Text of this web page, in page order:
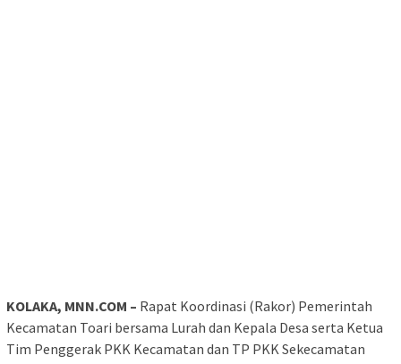
KOLAKA, MNN.COM – Rapat Koordinasi (Rakor) Pemerintah
Kecamatan Toari bersama Lurah dan Kepala Desa serta Ketua
Tim Penggerak PKK Kecamatan dan TP PKK Sekecamatan